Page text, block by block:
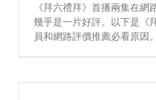
《拜六禮拜》首播兩集在網
幾乎是一片好評。以下是《
員和網路評價推薦必看原因。